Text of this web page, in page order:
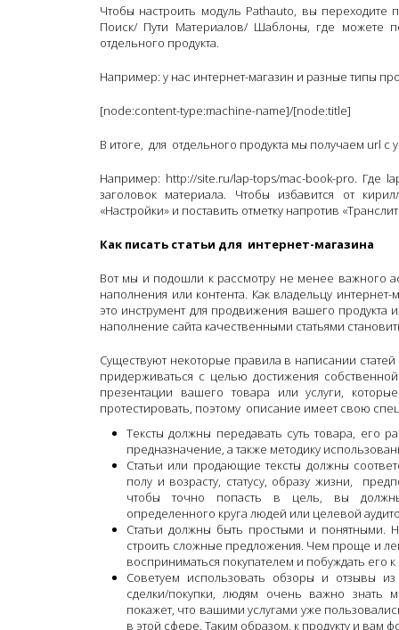
Чтобы настроить модуль Pathauto, вы переходите
Поиск/ Пути Материалов/ Шаблоны, где можете
отдельного продукта.
Например: у нас интернет-магазин и разные типы
[node:content-type:machine-name]/[node:title]
В итоге, для отдельного продукта мы получаем url с
Например: http://site.ru/lap-tops/mac-book-pro. Где
заголовок материала. Чтобы избавится от
«Настройки» и поставить отметку напротив
Как писать статьи для интернет-магазина
Вот мы и подошли к рассмотру не менее важного
наполнения или контента. Как владельцу
это инструмент для продвижения вашего
наполнение сайта качественными статьями
Существуют некоторые правила в написании
придерживаться с целью достижения
презентации вашего товара или услуги,
протестировать, поэтому описание имеет свою
Тексты должны передавать суть товара, его
предназначение, а также методику
Статьи или продающие тексты должны
полу и возрасту, статусу, образу жизни,
чтобы точно попасть в цель, вы
определенного круга людей или целевой
Статьи должны быть простыми и понятными.
строить сложные предложения. Чем проще и
восприниматься покупателем и побуждать его
Советуем использовать обзоры и отзывы
сделки/покупки, людям очень важно знать
покажет, что вашими услугами уже
в этой сфере. Таким образом, к продукту и вам